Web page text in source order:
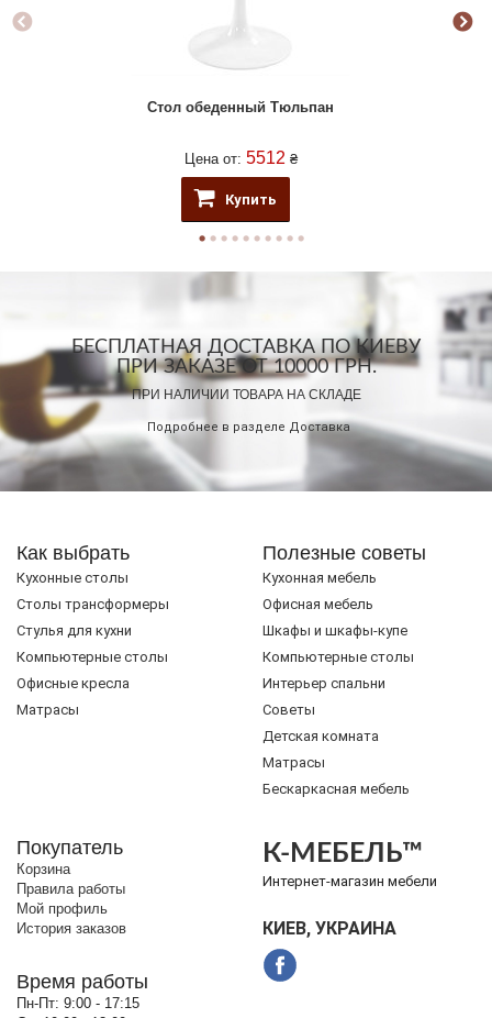
Стол обеденный Тюльпан
Цена от: 5512 ₴
Купить
БЕСПЛАТНАЯ ДОСТАВКА ПО КИЕВУ
ПРИ ЗАКАЗЕ ОТ 10000 ГРН.
ПРИ НАЛИЧИИ ТОВАРА НА СКЛАДЕ
Подробнее в разделе Доставка
Как выбрать
Кухонные столы
Cтолы трансформеры
Стулья для кухни
Компьютерные столы
Офисные кресла
Матрасы
Полезные советы
Кухонная мебель
Офисная мебель
Шкафы и шкафы-купе
Компьютерные столы
Интерьер спальни
Советы
Детская комната
Матрасы
Бескаркасная мебель
Покупатель
Корзина
Правила работы
Мой профиль
История заказов
Время работы
Пн-Пт: 9:00 - 17:15
К-МЕБЕЛЬ™
Интернет-магазин мебели
КИЕВ, УКРАИНА